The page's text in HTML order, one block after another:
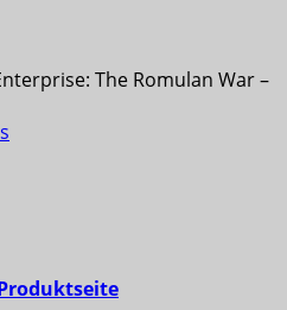
The Romulan War –